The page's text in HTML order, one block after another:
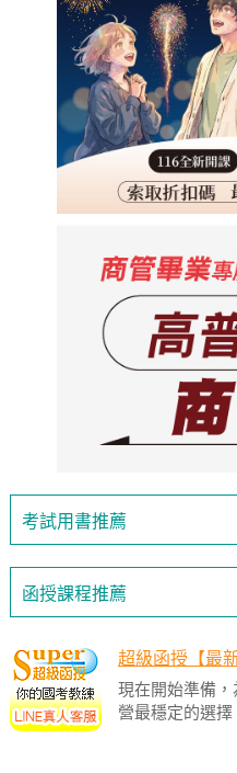
考試用書推薦
函授課程推薦
超級函授【最
現在開始準備
營最穩定的選擇